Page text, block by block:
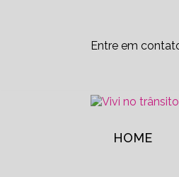
Entre em
HOME